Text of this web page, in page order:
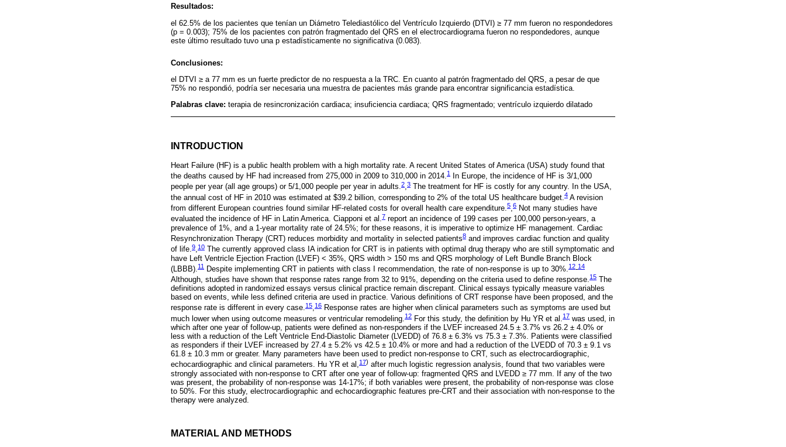
Resultados:
el 62.5% de los pacientes que tenían un Diámetro Telediastólico del Ventrículo Izquierdo (DTVI) ≥ 77 mm fueron no respondedores
(p = 0.003); 75% de los pacientes con patrón fragmentado del QRS en el electrocardiograma fueron no respondedores, aunque
este último resultado tuvo una p estadísticamente no significativa (0.083).
Conclusiones:
el DTVI ≥ a 77 mm es un fuerte predictor de no respuesta a la TRC. En cuanto al patrón fragmentado del QRS, a pesar de que
75% no respondió, podría ser necesaria una muestra de pacientes más grande para encontrar significancia estadística.
Palabras clave: terapia de resincronización cardiaca; insuficiencia cardiaca; QRS fragmentado; ventrículo izquierdo dilatado
INTRODUCTION
Heart Failure (HF) is a public health problem with a high mortality rate. A recent United States of America (USA) study found that
the deaths caused by HF had increased from 275,000 in 2009 to 310,000 in 2014.1
In Europe, the incidence of HF is 3/1,000
people per year (all age groups) or 5/1,000 people per year in adults.2,3 The treatment for HF is costly for any country. In the USA,
the annual cost of HF in 2010 was estimated at $39.2 billion, corresponding to 2% of the total US healthcare budget.4 A revision
from different European countries found similar HF-related costs for overall health care expenditure.5,6 Not many studies have
evaluated the incidence of HF in Latin America. Ciapponi et al.7 report an incidence of 199 cases per 100,000 person-years, a
prevalence of 1%, and a 1-year mortality rate of 24.5%; for these reasons, it is imperative to optimize HF management. Cardiac
Resynchronization Therapy (CRT) reduces morbidity and mortality in selected patients8 and improves cardiac function and quality
of life.9,10 The currently approved class IA indication for CRT is in patients with optimal drug therapy who are still symptomatic and
have Left Ventricle Ejection Fraction (LVEF) < 35%, QRS width > 150 ms and QRS morphology of Left Bundle Branch Block
(LBBB). 11 Despite implementing CRT in patients with class I recommendation, the rate of non-response is up to 30%. 12-14
Although, studies have shown that response rates range from 32 to 91%, depending on the criteria used to define response.15 The
definitions adopted in randomized essays versus clinical practice remain discrepant. Clinical essays typically measure variables
based on events, while less defined criteria are used in practice. Various definitions of CRT response have been proposed, and the
response rate is different in every case.15,16 Response rates are higher when clinical parameters such as symptoms are used but
much lower when using outcome measures or ventricular remodeling.12 For this study, the definition by Hu YR et al.17 was used, in
which after one year of follow-up, patients were defined as non-responders if the LVEF increased 24.5 ± 3.7% vs 26.2 ± 4.0% or
less with a reduction of the Left Ventricle End-Diastolic Diameter (LVEDD) of 76.8 ± 6.3% vs 75.3 ± 7.3%. Patients were classified
as responders if their LVEF increased by 27.4 ± 5.2% vs 42.5 ± 10.4% or more and had a reduction of the LVEDD of 70.3 ± 9.1 vs
61.8 ± 10.3 mm or greater. Many parameters have been used to predict non-response to CRT, such as electrocardiographic,
echocardiographic and clinical parameters. Hu YR et al,17) after much logistic regression analysis, found that two variables were
strongly associated with non-response to CRT after one year of follow-up: fragmented QRS and LVEDD ≥ 77 mm. If any of the two
was present, the probability of non-response was 14-17%; if both variables were present, the probability of non-response was close
to 50%. For this study, electrocardiographic and echocardiographic features pre-CRT and their association with non-response to the
therapy were analyzed.
MATERIAL AND METHODS